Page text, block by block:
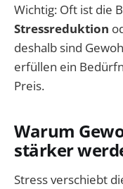
Wichtig: Oft ist die
Stressreduktion
deshalb sind
erfüllen ein
Preis.
Warum
stärker
Stress verschiebt